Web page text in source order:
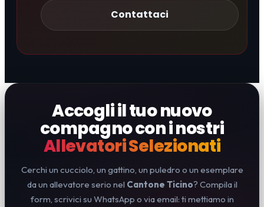
Contattaci
Accogli il tuo nuovo
compagno con i nostri
Allevatori Selezionati
Cerchi un cucciolo, un gattino, un puledro o un esemplare
da un allevatore serio nel Cantone Ticino? Compila il
form, scrivici su WhatsApp o via email: ti mettiamo in